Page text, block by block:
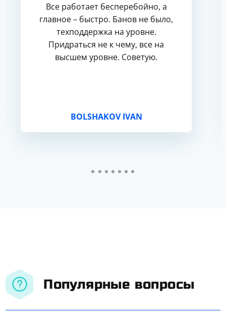
Все работает бесперебойно, а
главное – быстро. Банов не было,
техподдержка на уровне.
Придраться не к чему, все на
высшем уровне. Советую.
BOLSHAKOV IVAN
Популярные вопросы